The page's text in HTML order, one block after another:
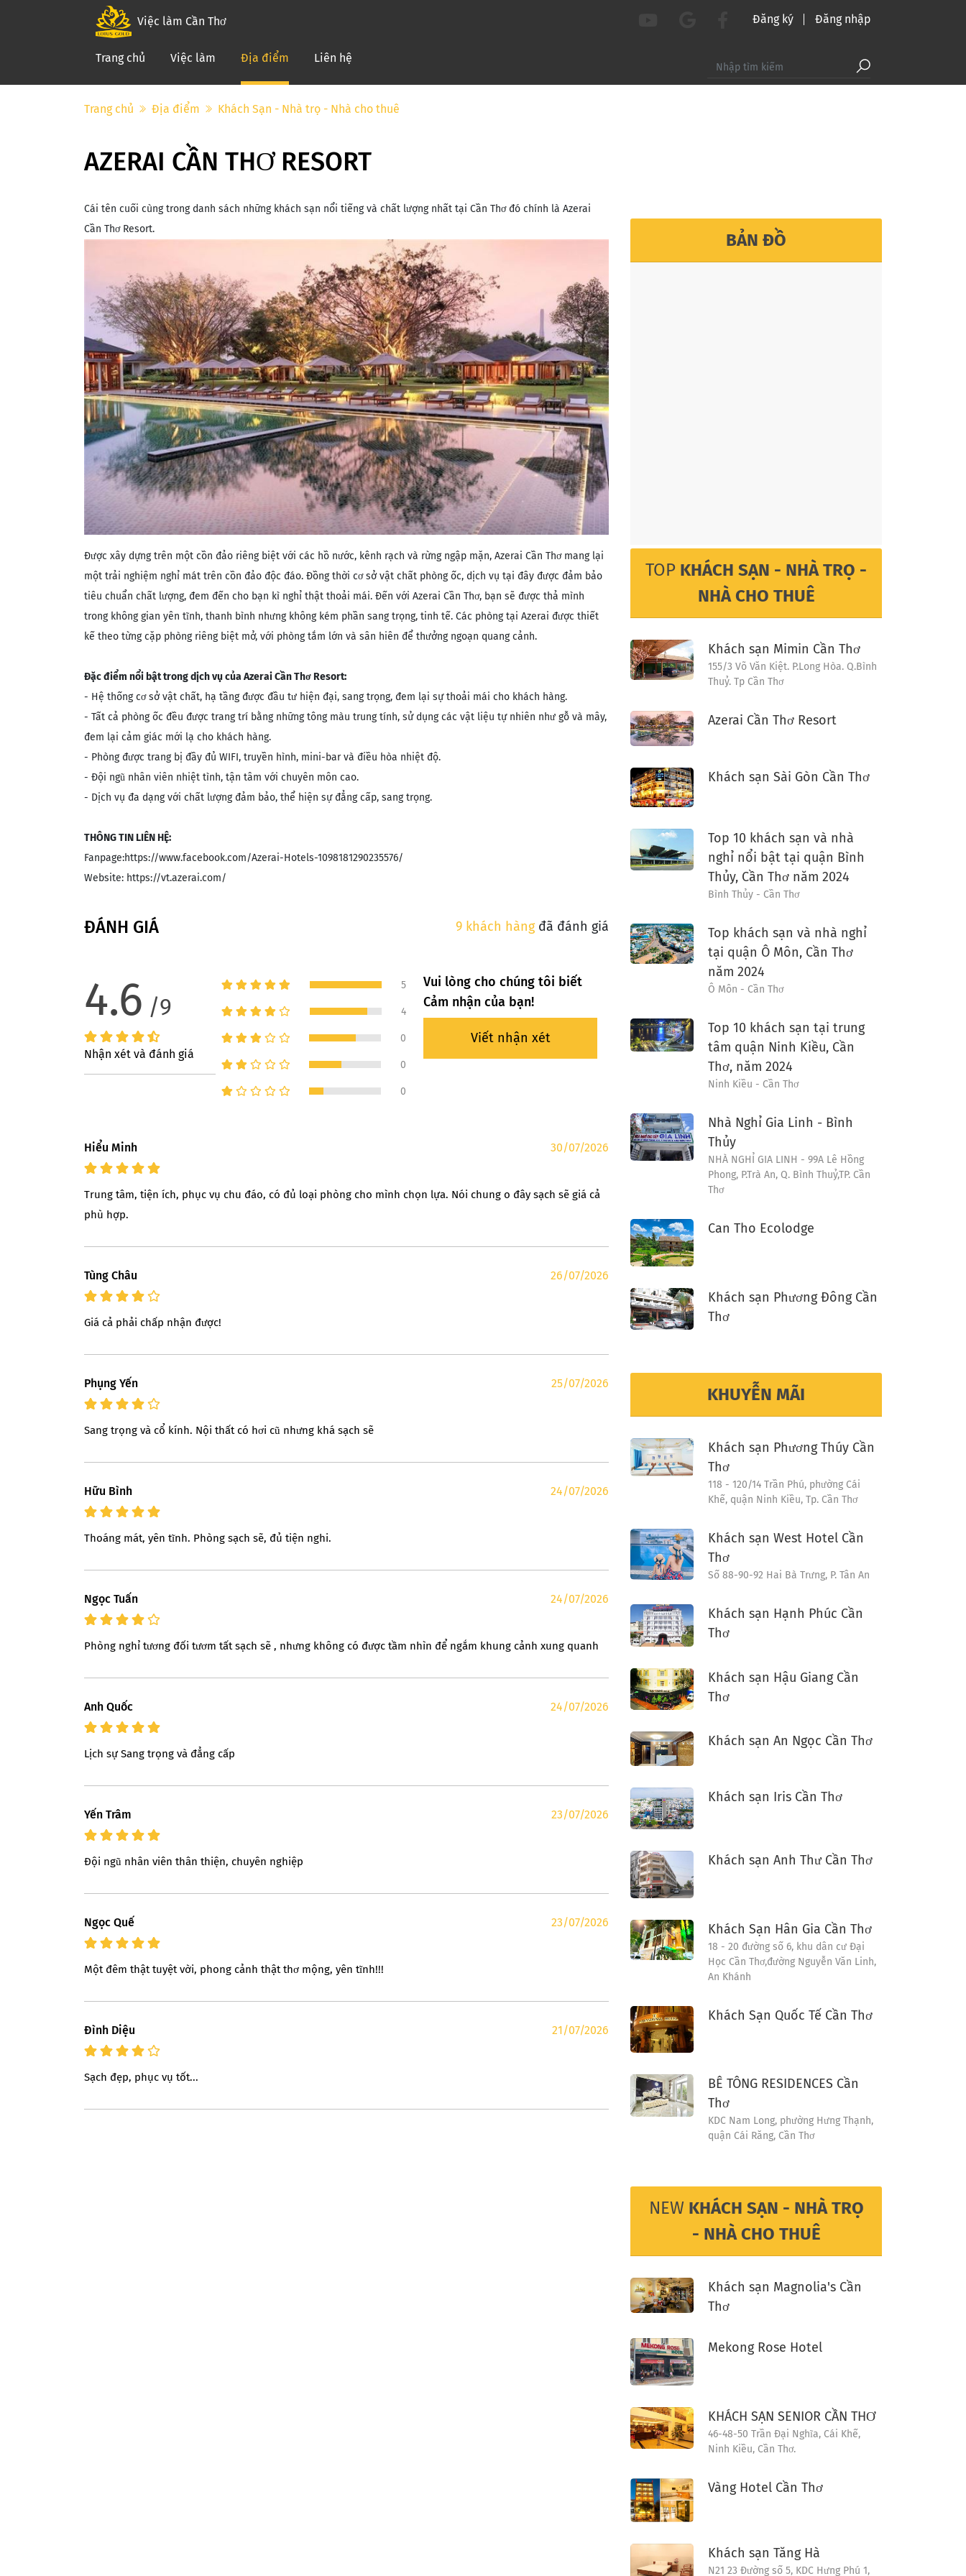
Việc làm Cần Thơ Đăng ký Đăng nhập
Trang chủ Việc làm Địa điểm (current)Liên hệ
Trang chủ Địa điểm Khách Sạn - Nhà trọ - Nhà cho thuê
AZERAI CẦN THƠ RESORT
Cái tên cuối cùng trong danh sách những khách sạn nổi tiếng và chất lượng nhất tại Cần Thơ đó chính là Azerai
Cần Thơ Resort.
Được xây dựng trên một cồn đảo riêng biệt với các hồ nước, kênh rạch và rừng ngập mặn, Azerai Cần Thơ mang lại
một trải nghiệm nghỉ mát trên cồn đảo độc đáo. Đồng thời cơ sở vật chất phòng ốc, dịch vụ tại đây được đảm bảo
tiêu chuẩn chất lượng, đem đến cho bạn kì nghỉ thật thoải mái. Đến với Azerai Cần Thơ, bạn sẽ được thả mình
trong không gian yên tĩnh, thanh bình nhưng không kém phần sang trọng, tinh tế. Các phòng tại Azerai được thiết
kế theo từng cặp phòng riêng biệt mở, với phòng tắm lớn và sân hiên để thưởng ngoạn quang cảnh.
Đặc điểm nổi bật trong dịch vụ của Azerai Cần Thơ Resort:
- Hệ thống cơ sở vật chất, hạ tầng được đầu tư hiện đại, sang trọng, đem lại sự thoải mái cho khách hàng.
- Tất cả phòng ốc đều được trang trí bằng những tông màu trung tính, sử dụng các vật liệu tự nhiên như gỗ và mây,
đem lại cảm giác mới lạ cho khách hàng.
- Phòng được trang bị đầy đủ WIFI, truyền hình, mini-bar và điều hòa nhiệt độ.
- Đội ngũ nhân viên nhiệt tình, tận tâm với chuyên môn cao.
- Dịch vụ đa dạng với chất lượng đảm bảo, thể hiện sự đẳng cấp, sang trọng.
THÔNG TIN LIÊN HỆ:
Fanpage:https://www.facebook.com/Azerai-Hotels-1098181290235576/
Website: https://vt.azerai.com/
ĐÁNH GIÁ 9 khách hàngđã đánh giá
4.6/9
Nhận xét và đánh giá
5
4
0
0
0
Vui lòng cho chúng tôi biết
Cảm nhận của bạn!
Viết nhận xét
Hiểu Minh 30/07/2026
Trung tâm, tiện ích, phục vụ chu đáo, có đủ loại phòng cho mình chọn lựa. Nói chung o đây sạch sẽ giá cả
phù hợp.
Tùng Châu 26/07/2026
Giá cả phải chấp nhận được!
Phụng Yến 25/07/2026
Sang trọng và cổ kính. Nội thất có hơi cũ nhưng khá sạch sẽ
Hữu Bình 24/07/2026
Thoáng mát, yên tĩnh. Phòng sạch sẽ, đủ tiện nghi.
Ngọc Tuấn 24/07/2026
Phòng nghỉ tương đối tươm tất sạch sẽ , nhưng không có được tầm nhìn để ngắm khung cảnh xung quanh
Anh Quốc 24/07/2026
Lịch sự Sang trọng và đẳng cấp
Yến Trâm 23/07/2026
Đội ngũ nhân viên thân thiện, chuyên nghiệp
Ngọc Quế 23/07/2026
Một đêm thật tuyệt vời, phong cảnh thật thơ mộng, yên tĩnh!!!
Ðình Diệu 21/07/2026
Sạch đẹp, phục vụ tốt...
BẢN ĐỒ
TOP KHÁCH SẠN - NHÀ TRỌ -
NHÀ CHO THUÊ
Khách sạn Mimin Cần Thơ
155/3 Võ Văn Kiệt. P.Long Hòa. Q.Bình
Thuỷ. Tp Cần Thơ
Azerai Cần Thơ Resort
Khách sạn Sài Gòn Cần Thơ
Top 10 khách sạn và nhà
nghỉ nổi bật tại quận Bình
Thủy, Cần Thơ năm 2024
Bình Thủy - Cần Thơ
Top khách sạn và nhà nghỉ
tại quận Ô Môn, Cần Thơ
năm 2024
Ô Môn - Cần Thơ
Top 10 khách sạn tại trung
tâm quận Ninh Kiều, Cần
Thơ, năm 2024
Ninh Kiều - Cần Thơ
Nhà Nghỉ Gia Linh - Bình
Thủy
NHÀ NGHỈ GIA LINH - 99A Lê Hồng
Phong, P.Trà An, Q. Bình Thuỷ,TP. Cần
Thơ
Can Tho Ecolodge
Khách sạn Phương Đông Cần
Thơ
KHUYỄN MÃI
Khách sạn Phương Thúy Cần
Thơ
118 - 120/14 Trần Phú, phường Cái
Khế, quận Ninh Kiều, Tp. Cần Thơ
Khách sạn West Hotel Cần
Thơ
Số 88-90-92 Hai Bà Trưng, P. Tân An
Khách sạn Hạnh Phúc Cần
Thơ
Khách sạn Hậu Giang Cần
Thơ
Khách sạn An Ngọc Cần Thơ
Khách sạn Iris Cần Thơ
Khách sạn Anh Thư Cần Thơ
Khách Sạn Hân Gia Cần Thơ
18 - 20 đường số 6, khu dân cư Đại
Học Cần Thơ,đường Nguyễn Văn Linh,
An Khánh
Khách Sạn Quốc Tế Cần Thơ
BÊ TÔNG RESIDENCES Cần
Thơ
KDC Nam Long, phường Hưng Thạnh,
quận Cái Răng, Cần Thơ
NEW KHÁCH SẠN - NHÀ TRỌ
- NHÀ CHO THUÊ
Khách sạn Magnolia's Cần
Thơ
Mekong Rose Hotel
KHÁCH SẠN SENIOR CẦN THƠ
46-48-50 Trần Đại Nghĩa, Cái Khế,
Ninh Kiều, Cần Thơ.
Vàng Hotel Cần Thơ
Khách sạn Tăng Hà
N21 23 Đường số 5, KDC Hưng Phú 1,